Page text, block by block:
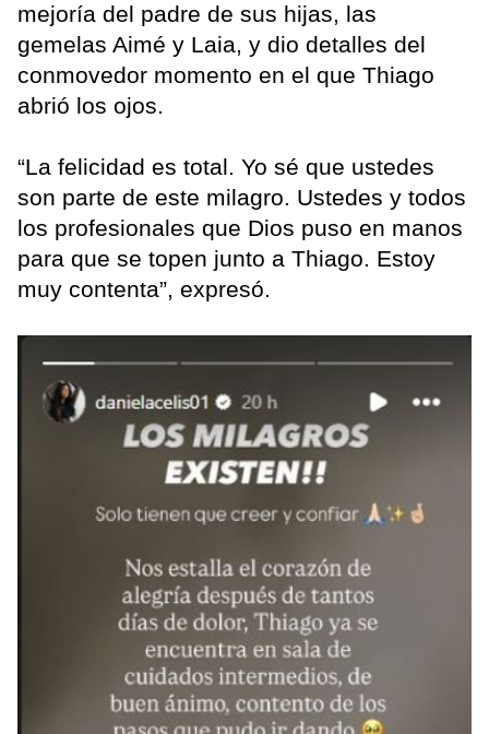
mejoría del padre de sus hijas, las
gemelas Aimé y Laia, y dio detalles del
conmovedor momento en el que Thiago
abrió los ojos.
“La felicidad es total. Yo sé que ustedes
son parte de este milagro. Ustedes y todos
los profesionales que Dios puso en manos
para que se topen junto a Thiago. Estoy
muy contenta”, expresó.